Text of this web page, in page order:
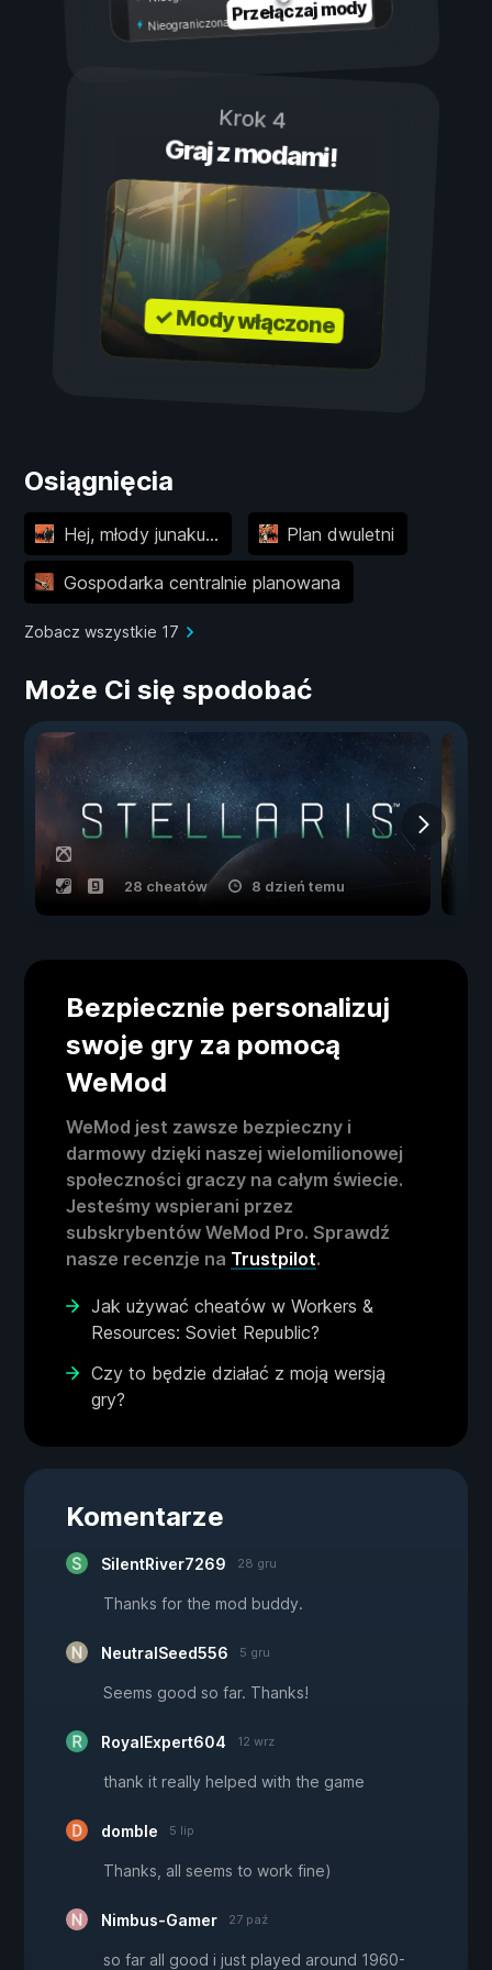
Nieograniczona wytrzymałość
Przełączaj mody
Krok 4
Graj z modami!
✓ Mody włączone
Osiągnięcia
Hej, młody junaku… Plan dwuletni
Gospodarka centralnie planowana
Zobacz wszystkie 17
Może Ci się spodobać
28 cheatów 8 dzień temu
Bezpiecznie personalizuj
swoje gry za pomocą
WeMod
WeMod jest zawsze bezpieczny i
darmowy dzięki naszej wielomilionowej
społeczności graczy na całym świecie.
Jesteśmy wspierani przez
subskrybentów WeMod Pro. Sprawdź
nasze recenzje na Trustpilot.
Jak używać cheatów w Workers &
Resources: Soviet Republic?
Czy to będzie działać z moją wersją
gry?
Komentarze
SilentRiver7269 28 gru
Thanks for the mod buddy.
NeutralSeed556 5 gru
Seems good so far. Thanks!
RoyalExpert604 12 wrz
thank it really helped with the game
domble 5 lip
Thanks, all seems to work fine)
Nimbus-Gamer 27 paź
so far all good i just played around 1960-